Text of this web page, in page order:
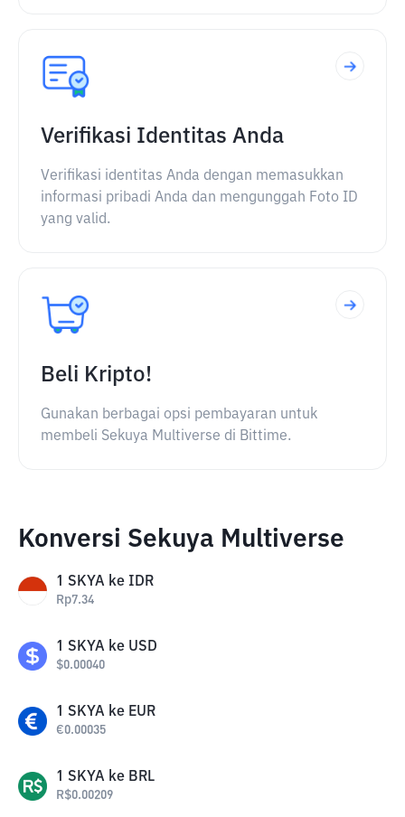
Verifikasi Identitas Anda
Verifikasi identitas Anda dengan memasukkan
informasi pribadi Anda dan mengunggah Foto ID
yang valid.
Beli Kripto!
Gunakan berbagai opsi pembayaran untuk
membeli Sekuya Multiverse di Bittime.
Konversi Sekuya Multiverse
1 SKYA ke IDR
Rp7.34
1 SKYA ke USD
$0.00040
1 SKYA ke EUR
€0.00035
1 SKYA ke BRL
R$0.00209